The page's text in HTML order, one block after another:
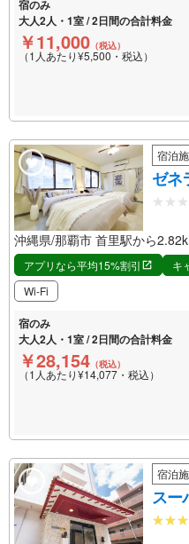
宿のみ
大人2人・1室 / 2日間の合計料金
￥11,000 （税込）
（1人あたり¥5,500・税込）
宿泊
ゼネ
沖縄県/那覇市 首里駅から
アプリなら平均15%割引
キ
Wi-Fi
宿のみ
大人2人・1室 / 2日間の合計料金
￥28,154 （税込）
（1人あたり¥14,077・税込）
宿泊
スー